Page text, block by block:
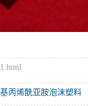
丙烯酰亚胺泡沫塑料